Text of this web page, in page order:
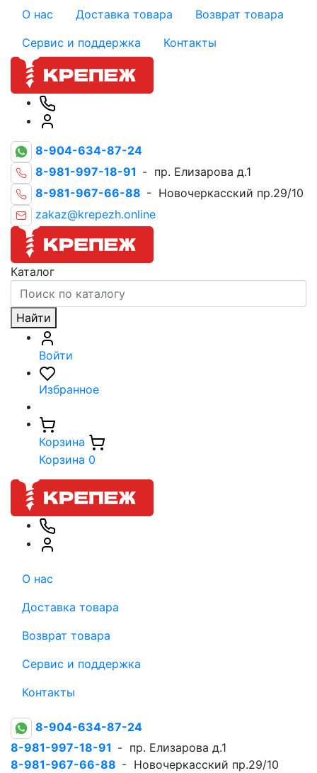
О нас Доставка товара
Возврат товара
Сервис и поддержка
Контакты
8-904-634-87-24
8-981-997-18-91 - пр. Елизарова д.1
8-981-967-66-88 - Новочеркасский пр.29/10
zakaz@krepezh.online
Каталог
Найти
Войти
Избранное
Корзина
Корзина 0
О нас
Доставка товара
Возврат товара
Сервис и поддержка
Контакты
8-904-634-87-24
8-981-997-18-91 - пр. Елизарова д.1
8-981-967-66-88 - Новочеркасский пр.29/10